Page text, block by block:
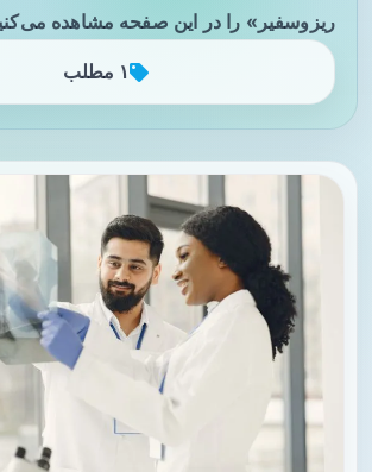
ریزوسفیر» را در این صفحه مشاهده
۱ مطلب